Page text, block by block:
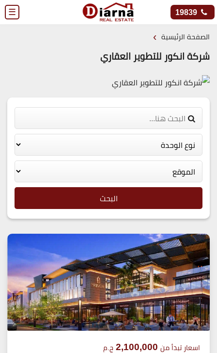
☰ 19839
الصفحة الرئيسية ›
شركة انكور للتطوير العقاري
البحث
اسعار تبدأ من 2,100,000 ج.م